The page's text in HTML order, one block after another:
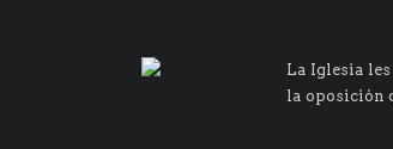
La Iglesia
la oposición